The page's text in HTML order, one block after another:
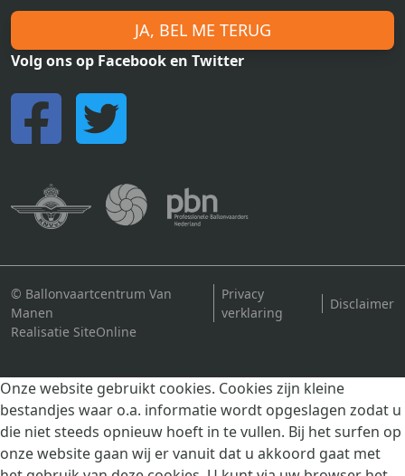
JA, BEL ME TERUG
Volg ons op Facebook en Twitter
© Ballonvaartcentrum Van
Manen
Privacy
verklaring
Disclaimer
Realisatie SiteOnline
Onze website gebruikt cookies. Cookies zijn kleine
bestandjes waar o.a. informatie wordt opgeslagen zodat u
die niet steeds opnieuw hoeft in te vullen. Bij het surfen op
onze website gaan wij er vanuit dat u akkoord gaat met